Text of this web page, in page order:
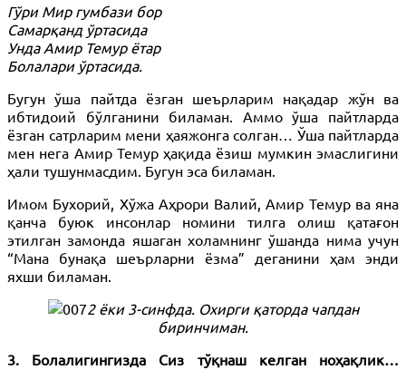
Гўри Мир гумбази бор
Самарқанд ўртасида
Унда Амир Темур ётар
Болалари ўртасида.
Бугун ўша пайтда ёзган шеърларим нақадар жўн ва
ибтидоий бўлганини биламан. Аммо ўша пайтларда
ёзган сатрларим мени ҳаяжонга солган… Ўша пайтларда
мен нега Амир Темур ҳақида ёзиш мумкин эмаслигини
ҳали тушунмасдим. Бугун эса биламан.
Имом Бухорий, Хўжа Аҳрори Валий, Амир Темур ва яна
қанча буюк инсонлар номини тилга олиш қатағон
этилган замонда яшаган холамнинг ўшанда нима учун
“Мана бунақа шеърларни ёзма” деганини ҳам энди
яхши биламан.
2 ёки 3-синфда. Охирги қаторда чапдан
биринчиман.
3. Болалигингизда Сиз тўқнаш келган ноҳақлик…